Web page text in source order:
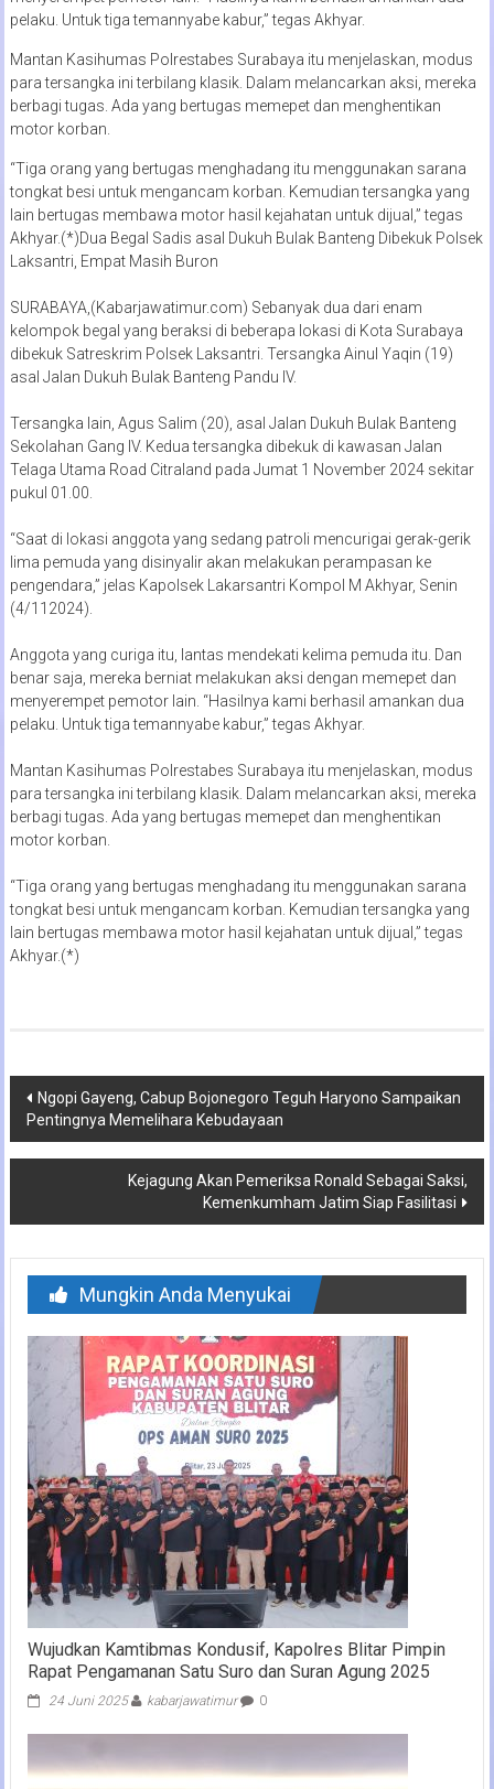
pelaku. Untuk tiga temannyabe kabur,” tegas Akhyar.
Mantan Kasihumas Polrestabes Surabaya itu menjelaskan, modus
para tersangka ini terbilang klasik. Dalam melancarkan aksi, mereka
berbagi tugas. Ada yang bertugas memepet dan menghentikan
motor korban.
“Tiga orang yang bertugas menghadang itu menggunakan sarana
tongkat besi untuk mengancam korban. Kemudian tersangka yang
lain bertugas membawa motor hasil kejahatan untuk dijual,” tegas
Akhyar.(*)Dua Begal Sadis asal Dukuh Bulak Banteng Dibekuk Polsek
Laksantri, Empat Masih Buron
SURABAYA,(Kabarjawatimur.com) Sebanyak dua dari enam
kelompok begal yang beraksi di beberapa lokasi di Kota Surabaya
dibekuk Satreskrim Polsek Laksantri. Tersangka Ainul Yaqin (19)
asal Jalan Dukuh Bulak Banteng Pandu IV.
Tersangka lain, Agus Salim (20), asal Jalan Dukuh Bulak Banteng
Sekolahan Gang IV. Kedua tersangka dibekuk di kawasan Jalan
Telaga Utama Road Citraland pada Jumat 1 November 2024 sekitar
pukul 01.00.
“Saat di lokasi anggota yang sedang patroli mencurigai gerak-gerik
lima pemuda yang disinyalir akan melakukan perampasan ke
pengendara,” jelas Kapolsek Lakarsantri Kompol M Akhyar, Senin
(4/112024).
Anggota yang curiga itu, lantas mendekati kelima pemuda itu. Dan
benar saja, mereka berniat melakukan aksi dengan memepet dan
menyerempet pemotor lain. “Hasilnya kami berhasil amankan dua
pelaku. Untuk tiga temannyabe kabur,” tegas Akhyar.
Mantan Kasihumas Polrestabes Surabaya itu menjelaskan, modus
para tersangka ini terbilang klasik. Dalam melancarkan aksi, mereka
berbagi tugas. Ada yang bertugas memepet dan menghentikan
motor korban.
“Tiga orang yang bertugas menghadang itu menggunakan sarana
tongkat besi untuk mengancam korban. Kemudian tersangka yang
lain bertugas membawa motor hasil kejahatan untuk dijual,” tegas
Akhyar.(*)
Navigasi
pos
Ngopi Gayeng, Cabup Bojonegoro Teguh Haryono Sampaikan
Pentingnya Memelihara Kebudayaan
Kejagung Akan Pemeriksa Ronald Sebagai Saksi,
Kemenkumham Jatim Siap Fasilitasi
Mungkin Anda Menyukai
Wujudkan Kamtibmas Kondusif, Kapolres Blitar Pimpin
Rapat Pengamanan Satu Suro dan Suran Agung 2025
24 Juni 2025 kabarjawatimur 0